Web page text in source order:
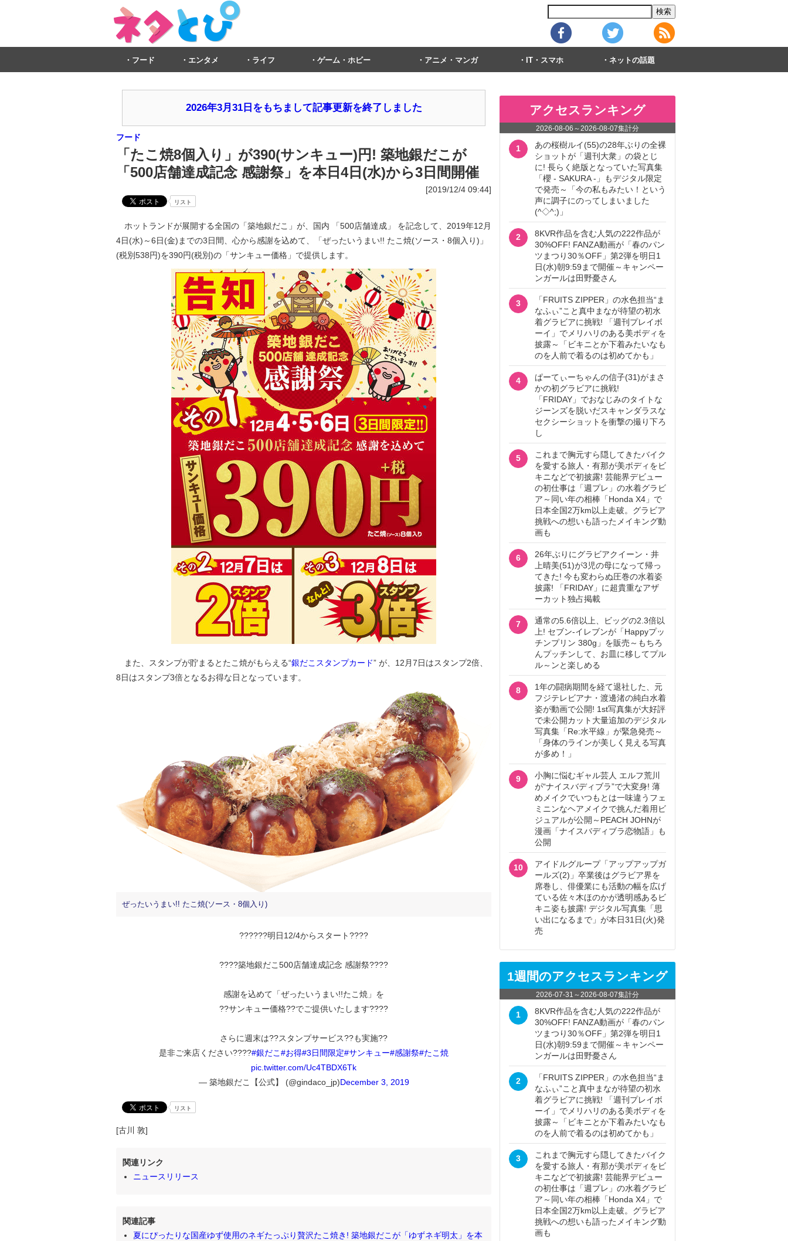
フード エンタメ ライフ ゲーム・ホビー アニメ・マンガ IT・スマホ ネットの話題
2026年3月31日をもちまして記事更新を終了しました
フード
「たこ焼8個入り」が390(サンキュー)円! 築地銀だこが
「500店舗達成記念 感謝祭」を本日4日(水)から3日間開催
[2019/12/4 09:44]
リスト
ホットランドが展開する全国の「築地銀だこ」が、国内 「500店舗達成」 を記念して、2019年12月
4日(水)～6日(金)までの3日間、心から感謝を込めて、「ぜったいうまい!! たこ焼(ソース・8個入り)」
(税別538円)を390円(税別)の「サンキュー価格」で提供します。
また、スタンプが貯まるとたこ焼がもらえる“銀だこスタンプカード” が、12月7日はスタンプ2倍、
8日はスタンプ3倍となるお得な日となっています。
ぜったいうまい!! たこ焼(ソース・8個入り)
??????明日12/4からスタート????
????築地銀だこ500店舗達成記念 感謝祭????
感謝を込めて「ぜったいうまい!!たこ焼」を
??サンキュー価格??でご提供いたします????
さらに週末は??スタンプサービス??も実施??
是非ご来店ください????#銀だこ #お得#3日間限定#サンキュー#感謝祭#たこ焼
pic.twitter.com/Uc4TBDX6Tk
— 築地銀だこ【公式】 (@gindaco_jp)December 3, 2019
リスト
[古川 敦]
関連リンク
ニュースリリース
関連記事
夏にぴったりな国産ゆず使用のネギたっぷり贅沢たこ焼き! 築地銀だこが「ゆずネギ明太」を本
アクセスランキング
2026-08-06 ～2026-08-07集計分
1
あの桜樹ルイ(55)の28年ぶりの全裸
ショットが「週刊大衆」の袋とじ
に! 長らく絶版となっていた写真集
「櫻 - SAKURA -」もデジタル限定
で発売～「今の私もみたい！という
声に調子にのってしまいました
(^◇^;)」
2
8KVR作品を含む人気の222作品が
30%OFF! FANZA動画が「春のパン
ツまつり30％OFF」第2弾を明日1
日(水)朝9:59まで開催～キャンペー
ンガールは田野憂さん
3
「FRUITS ZIPPER」の水色担当“ま
なふぃ”こと真中まなが待望の初水
着グラビアに挑戦! 「週刊プレイボ
ーイ」でメリハリのある美ボディを
披露～「ビキニとか下着みたいなも
のを人前で着るのは初めてかも」
4
ぱーてぃーちゃんの信子(31)がまさ
かの初グラビアに挑戦!
「FRIDAY」でおなじみのタイトな
ジーンズを脱いだスキャンダラスな
セクシーショットを衝撃の撮り下ろ
し
5
これまで胸元すら隠してきたバイク
を愛する旅人・有那が美ボディをビ
キニなどで初披露! 芸能界デビュー
の初仕事は「週プレ」の水着グラビ
ア～同い年の相棒「Honda X4」で
日本全国2万km以上走破。グラビア
挑戦への想いも語ったメイキング動
画も
6
26年ぶりにグラビアクイーン・井
上晴美(51)が3児の母になって帰っ
てきた! 今も変わらぬ圧巻の水着姿
披露! 「FRIDAY」に超貴重なアザ
ーカット独占掲載
7
通常の5.6倍以上、ビッグの2.3倍以
上! セブン‐イレブンが「Happyプッ
チンプリン 380g」を販売～もちろ
んプッチンして、お皿に移してプル
ル～ンと楽しめる
8
1年の闘病期間を経て退社した、元
フジテレビアナ・渡邊渚の純白水着
姿が動画で公開! 1st写真集が大好評
で未公開カット大量追加のデジタル
写真集「Re:水平線」が緊急発売～
「身体のラインが美しく見える写真
が多め！」
9
小胸に悩むギャル芸人 エルフ荒川
が“ナイスバディブラ”で大変身! 薄
めメイクでいつもとは一味違うフェ
ミニンなヘアメイクで挑んだ着用ビ
ジュアルが公開～PEACH JOHNが
漫画「ナイスバディブラ恋物語」も
公開
10
アイドルグループ「アップアップガ
ールズ(2)」卒業後はグラビア界を
席巻し、俳優業にも活動の幅を広げ
ている佐々木ほのかが透明感あるビ
キニ姿も披露! デジタル写真集「思
い出になるまで」が本日31日(火)発
売
1週間のアクセスランキング
2026-07-31 ～2026-08-07集計分
1
8KVR作品を含む人気の222作品が
30%OFF! FANZA動画が「春のパン
ツまつり30％OFF」第2弾を明日1
日(水)朝9:59まで開催～キャンペー
ンガールは田野憂さん
2
「FRUITS ZIPPER」の水色担当“ま
なふぃ”こと真中まなが待望の初水
着グラビアに挑戦! 「週刊プレイボ
ーイ」でメリハリのある美ボディを
披露～「ビキニとか下着みたいなも
のを人前で着るのは初めてかも」
3
これまで胸元すら隠してきたバイク
を愛する旅人・有那が美ボディをビ
キニなどで初披露! 芸能界デビュー
の初仕事は「週プレ」の水着グラビ
ア～同い年の相棒「Honda X4」で
日本全国2万km以上走破。グラビア
挑戦への想いも語ったメイキング動
画も